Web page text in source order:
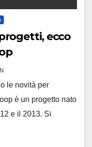
ecco
le novità per
è un progetto nato
e il 2013. Si